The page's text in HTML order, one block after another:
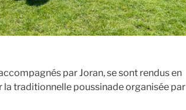
par Joran, se sont rendus en
la traditionnelle poussinade organisée par